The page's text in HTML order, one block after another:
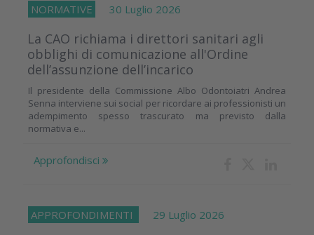
NORMATIVE 30 Luglio 2026
La CAO richiama i direttori sanitari agli
obblighi di comunicazione all'Ordine
dell’assunzione dell’incarico
Il presidente della Commissione Albo Odontoiatri Andrea
Senna interviene sui social per ricordare ai professionisti un
adempimento spesso trascurato ma previsto dalla
normativa e...
Approfondisci
APPROFONDIMENTI 29 Luglio 2026